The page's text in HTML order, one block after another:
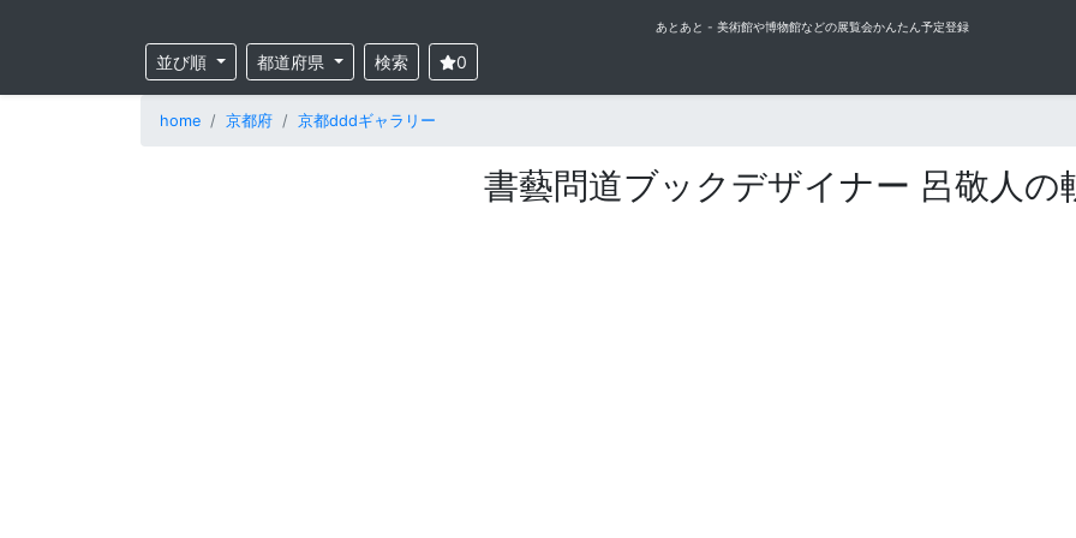
あとあと - 美術館や博物館などの展覧会かんたん予定登録
並び順 都道府県 検索 0
home 京都府 京都dddギャラリー
書藝問道ブックデザイナー 呂敬人の